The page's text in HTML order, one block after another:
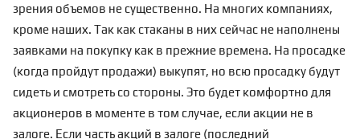
зрения объемов не существенно. На многих компаниях,
кроме наших. Так как стаканы в них сейчас не наполнены
заявками на покупку как в прежние времена. На просадке
(когда пройдут продажи) выкупят, но всю просадку будут
сидеть и смотреть со стороны. Это будет комфортно для
акционеров в моменте в том случае, если акции не в
залоге. Если часть акций в залоге (последний